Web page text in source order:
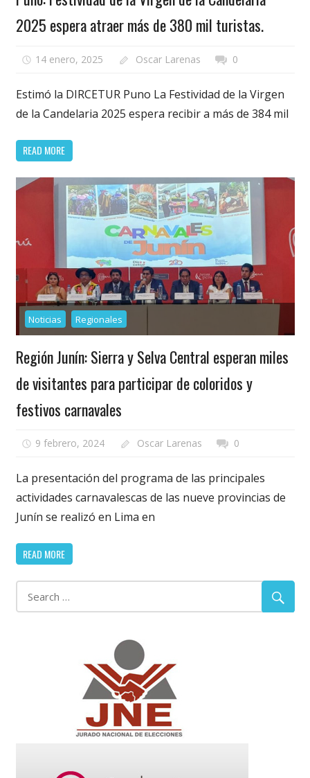
2025 espera atraer más de 380 mil turistas.
14 enero, 2025 Oscar Larenas 0
Estimó la DIRCETUR Puno La Festividad de la Virgen
de la Candelaria 2025 espera recibir a más de 384 mil
READ MORE
Noticias Regionales
Región Junín: Sierra y Selva Central esperan miles
de visitantes para participar de coloridos y
festivos carnavales
9 febrero, 2024 Oscar Larenas 0
La presentación del programa de las principales
actividades carnavalescas de las nueve provincias de
Junín se realizó en Lima en
READ MORE